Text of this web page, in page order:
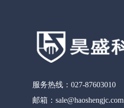
服务热线：027-87603010
邮箱：sale@haoshengjc.com